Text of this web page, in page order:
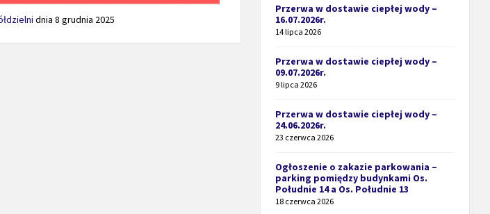
dnia8 grudnia 2025
Przerwa w dostawie ciepłej wody –
16.07.2026r.
14 lipca 2026
Przerwa w dostawie ciepłej wody –
09.07.2026r.
9 lipca 2026
Przerwa w dostawie ciepłej wody –
24.06.2026r.
23 czerwca 2026
Ogłoszenie o zakazie parkowania –
parking pomiędzy budynkami Os.
Południe 14 a Os. Południe 13
18 czerwca 2026